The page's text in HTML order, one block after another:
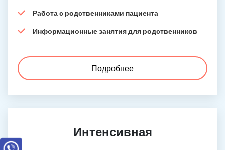
Работа с родственниками пациента
Информационные занятия для родственников
Подробнее
Интенсивная